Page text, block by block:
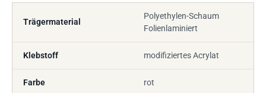
Trägermaterial
Polyethylen-Schaum
Folienlaminiert
Klebstoff modifiziertes Acrylat
Farbe rot